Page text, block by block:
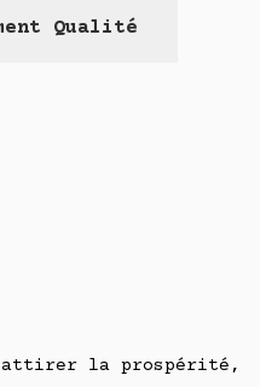
Qualité
attirer la prospérité,